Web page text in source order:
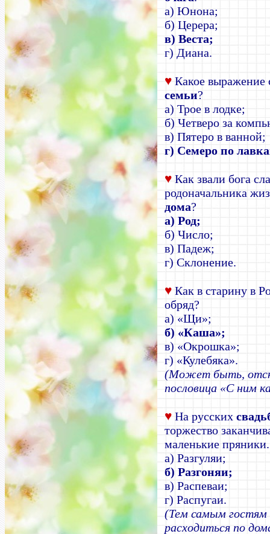
а) Юнона;
б) Церера;
в) Веста;
г) Диана.
♥ Какое выражение
семьи?
а) Трое в лодке;
б) Четверо за
в) Пятеро в ванной;
г) Семеро по
♥ Как звали бога
родоначальника
дома?
а) Род;
б) Число;
в) Падеж;
г) Склонение.
♥ Как в старину в
обряд?
а) «Щи»;
б) «Каша»;
в) «Окрошка»;
г) «Кулебяка».
(Может быть,
пословица «С ним
♥ На русских
торжество
маленькие
а) Разгуляи;
б) Разгоняи;
в) Распеваи;
г) Распугаи.
(Тем самым гостям
расходиться по